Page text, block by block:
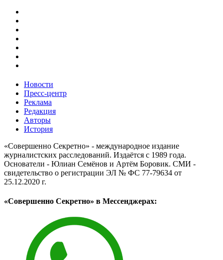
Новости
Пресс-центр
Реклама
Редакция
Авторы
История
«Совершенно Секретно» - международное издание
журналистских расследований. Издаётся с 1989 года.
Основатели - Юлиан Семёнов и Артём Боровик. CМИ -
свидетельство о регистрации ЭЛ № ФС 77-79634 от
25.12.2020 г.
«Совершенно Секретно» в Мессенджерах: